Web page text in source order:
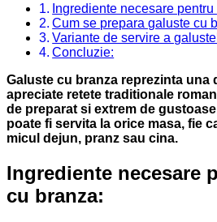
Ingrediente necesare
Cum se prepara galuste cu
Variante de servire a
Concluzie:
Galuste cu branza reprezinta una
apreciate retete traditionale
de preparat si extrem de
poate fi servita la orice masa, fie
micul dejun, pranz sau cina.
Ingrediente necesare
cu branza: